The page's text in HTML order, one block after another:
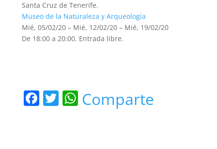
Santa Cruz de Tenerife.
Museo de la Naturaleza y Arqueología
Mié, 05/02/20 – Mié, 12/02/20 – Mié, 19/02/20
De 18:00 a 20:00. Entrada libre.
F T W
Comparte